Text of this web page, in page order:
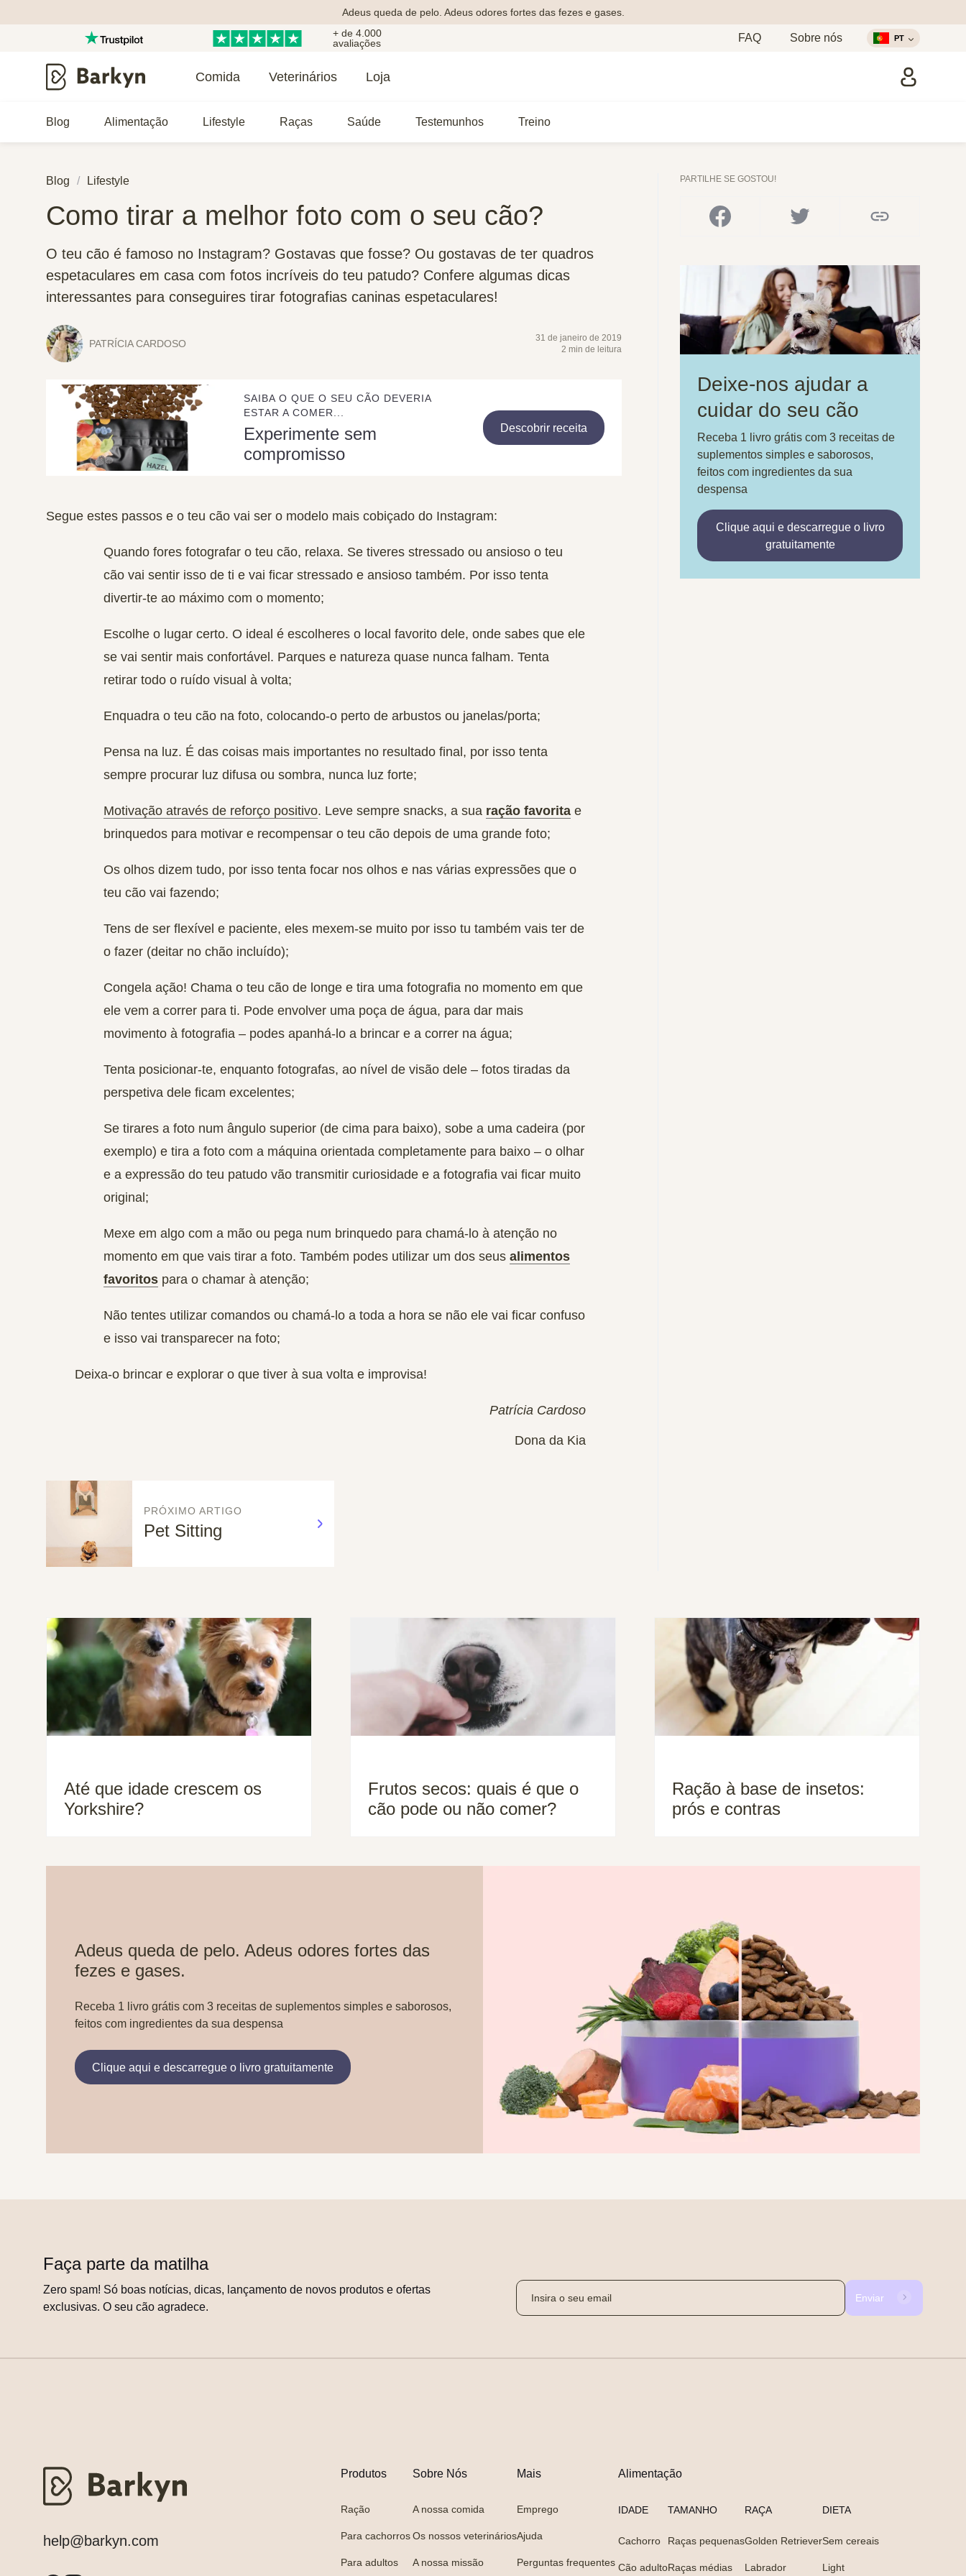
Adeus queda de pelo. Adeus odores fortes das fezes e gases.
+ de 4.000
avaliações
FAQ Sobre nós PT
Comida Veterinários Loja
Blog Alimentação Lifestyle Raças Saúde Testemunhos Treino
Blog Lifestyle
Como tirar a melhor foto com o seu cão?
O teu cão é famoso no Instagram? Gostavas que fosse? Ou gostavas de ter quadros
espetaculares em casa com fotos incríveis do teu patudo? Confere algumas dicas
interessantes para conseguires tirar fotografias caninas espetaculares!
PATRÍCIA CARDOSO
31 de janeiro de 2019
2 min de leitura
SAIBA O QUE O SEU CÃO DEVERIA
ESTAR A COMER...
Experimente sem
compromisso
Descobrir receita
Segue estes passos e o teu cão vai ser o modelo mais cobiçado do Instagram:
Quando fores fotografar o teu cão, relaxa. Se tiveres stressado ou ansioso o teu
cão vai sentir isso de ti e vai ficar stressado e ansioso também. Por isso tenta
divertir-te ao máximo com o momento;
Escolhe o lugar certo. O ideal é escolheres o local favorito dele, onde sabes que ele
se vai sentir mais confortável. Parques e natureza quase nunca falham. Tenta
retirar todo o ruído visual à volta;
Enquadra o teu cão na foto, colocando-o perto de arbustos ou janelas/porta;
Pensa na luz. É das coisas mais importantes no resultado final, por isso tenta
sempre procurar luz difusa ou sombra, nunca luz forte;
Motivação através de reforço positivo. Leve sempre snacks, a sua ração favorita e
brinquedos para motivar e recompensar o teu cão depois de uma grande foto;
Os olhos dizem tudo, por isso tenta focar nos olhos e nas várias expressões que o
teu cão vai fazendo;
Tens de ser flexível e paciente, eles mexem-se muito por isso tu também vais ter de
o fazer (deitar no chão incluído);
Congela ação! Chama o teu cão de longe e tira uma fotografia no momento em que
ele vem a correr para ti. Pode envolver uma poça de água, para dar mais
movimento à fotografia – podes apanhá-lo a brincar e a correr na água;
Tenta posicionar-te, enquanto fotografas, ao nível de visão dele – fotos tiradas da
perspetiva dele ficam excelentes;
Se tirares a foto num ângulo superior (de cima para baixo), sobe a uma cadeira (por
exemplo) e tira a foto com a máquina orientada completamente para baixo – o olhar
e a expressão do teu patudo vão transmitir curiosidade e a fotografia vai ficar muito
original;
Mexe em algo com a mão ou pega num brinquedo para chamá-lo à atenção no
momento em que vais tirar a foto. Também podes utilizar um dos seus alimentos
favoritos para o chamar à atenção;
Não tentes utilizar comandos ou chamá-lo a toda a hora se não ele vai ficar confuso
e isso vai transparecer na foto;
Deixa-o brincar e explorar o que tiver à sua volta e improvisa!
Patrícia Cardoso
Dona da Kia
PRÓXIMO ARTIGO
Pet Sitting
PARTILHE SE GOSTOU!
Deixe-nos ajudar a
cuidar do seu cão
Receba 1 livro grátis com 3 receitas de
suplementos simples e saborosos,
feitos com ingredientes da sua
despensa
Clique aqui e descarregue o livro
gratuitamente
Até que idade crescem os
Yorkshire?
Frutos secos: quais é que o
cão pode ou não comer?
Ração à base de insetos:
prós e contras
Adeus queda de pelo. Adeus odores fortes das
fezes e gases.
Receba 1 livro grátis com 3 receitas de suplementos simples e saborosos,
feitos com ingredientes da sua despensa
Clique aqui e descarregue o livro gratuitamente
Faça parte da matilha
Zero spam! Só boas notícias, dicas, lançamento de novos produtos e ofertas
exclusivas. O seu cão agradece.
Enviar
help@barkyn.com
Produtos
Ração
Para cachorros
Para adultos
Sobre Nós
A nossa comida
Os nossos veterinários
A nossa missão
Mais
Emprego
Ajuda
Perguntas frequentes
Alimentação
IDADE
Cachorro
Cão adulto
TAMANHO
Raças pequenas
Raças médias
RAÇA
Golden Retriever
Labrador
DIETA
Sem cereais
Light